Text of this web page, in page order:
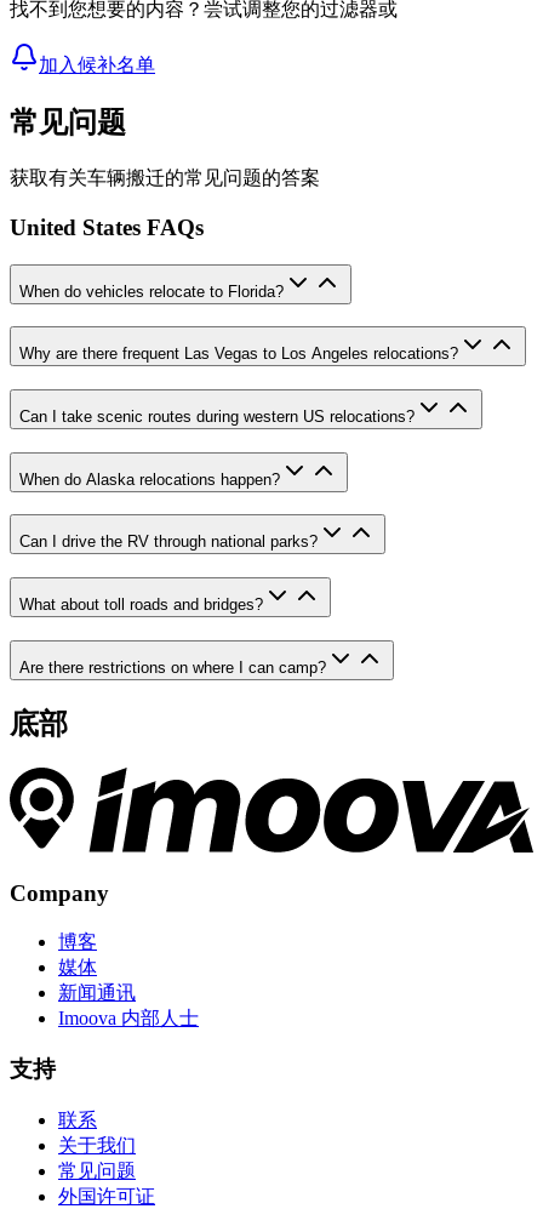
找不到您想要的内容？尝试调整您的过滤器或
加入候补名单
常见问题
获取有关车辆搬迁的常见问题的答案
United States FAQs
When do vehicles relocate to Florida?
Why are there frequent Las Vegas to Los Angeles relocations?
Can I take scenic routes during western US relocations?
When do Alaska relocations happen?
Can I drive the RV through national parks?
What about toll roads and bridges?
Are there restrictions on where I can camp?
底部
Company
博客
媒体
新闻通讯
Imoova 内部人士
支持
联系
关于我们
常见问题
外国许可证